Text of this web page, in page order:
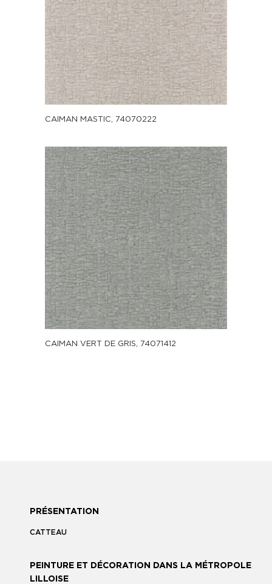
CAIMAN MASTIC, 74070222
CAIMAN VERT DE GRIS, 74071412
PRÉSENTATION
CATTEAU
PEINTURE ET DÉCORATION DANS LA MÉTROPOLE
LILLOISE